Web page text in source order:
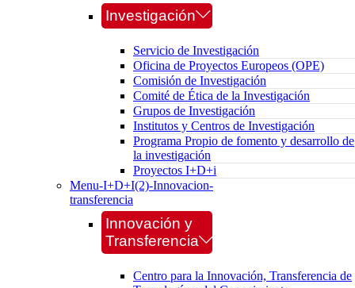
Investigación
Servicio de Investigación
Oficina de Proyectos Europeos (OPE)
Comisión de Investigación
Comité de Ética de la Investigación
Grupos de Investigación
Institutos y Centros de Investigación
Programa Propio de fomento y desarrollo de
la investigación
Proyectos I+D+i
Menu-I+D+I(2)-Innovacion-
transferencia
Innovación y
Transferencia
Centro para la Innovación, Transferencia de